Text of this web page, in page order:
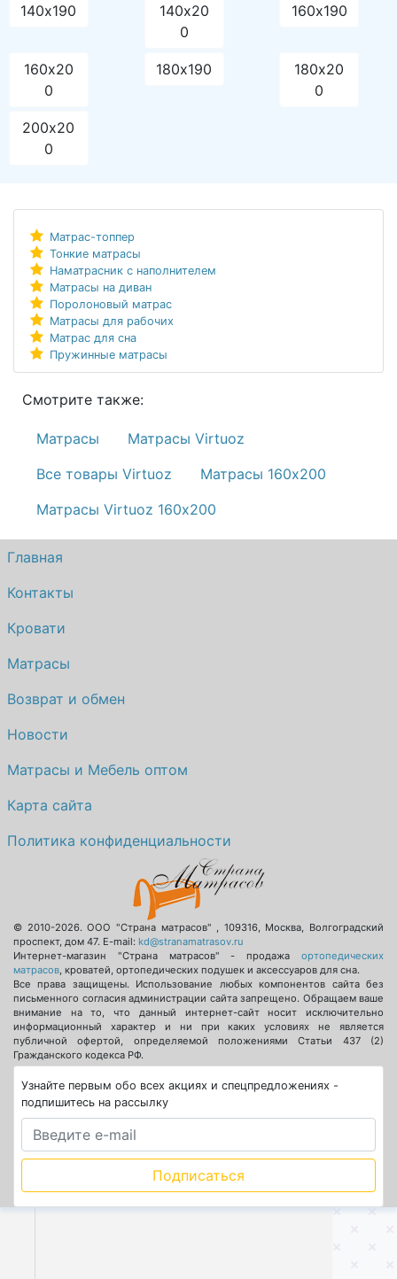
140х190
140х20
0
160х190
160х20
0
180х190
180х20
0
200х20
0
Матрас-топпер
Тонкие матрасы
Наматрасник с наполнителем
Матрасы на диван
Поролоновый матрас
Матрасы для рабочих
Матрас для сна
Пружинные матрасы
Смотрите также:
Матрасы
Матрасы Virtuoz
Все товары Virtuoz
Матрасы 160х200
Матрасы Virtuoz 160х200
Главная
Контакты
Кровати
Матрасы
Возврат и обмен
Новости
Матрасы и Мебель оптом
Карта сайта
Политика конфиденциальности
© 2010-2026.ООО "Страна матрасов" 109316, Москва
Волгоградский
проспект, дом 47. E-mail: kd@stranamatrasov.ru
Интернет-магазин "Страна матрасов" - продажа ортопедических
матрасов , кроватей, ортопедических подушек и аксессуаров для сна.
Все права защищены. Использование любых компонентов сайта без
письменного согласия администрации сайта запрещено. Обращаем ваше
внимание на то, что данный интернет-сайт носит исключительно
информационный характер и ни при каких условиях не является
публичной офертой, определяемой положениями Статьи 437 (2)
Гражданского кодекса РФ.
Узнайте первым обо всех акциях и спецпредложениях -
подпишитесь на рассылку